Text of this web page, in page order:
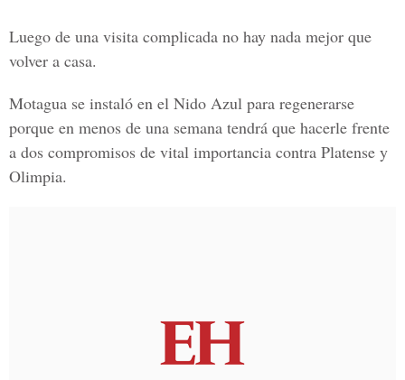
Luego de una visita complicada no hay nada mejor que
volver a casa.
Motagua se instaló en el Nido Azul para regenerarse
porque en menos de una semana tendrá que hacerle frente
a dos compromisos de vital importancia contra Platense y
Olimpia.